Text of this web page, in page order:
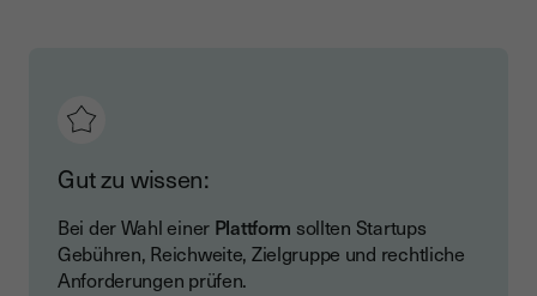
Gut zu wissen:
Bei der Wahl einer Plattform sollten Startups
Gebühren, Reichweite, Zielgruppe und rechtliche
Anforderungen prüfen.